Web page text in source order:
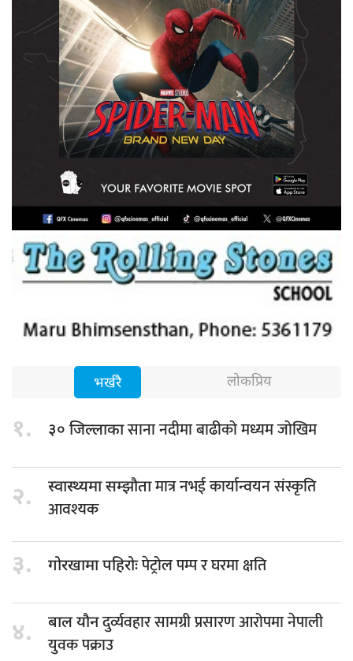
भर्खरै लोकप्रिय
१. ३० जिल्लाकासाना नदीमा बाढीको मध्यम जोखिम
२. स्वास्थ्यमा सम्झौतामात्र नभई कार्यान्वयन संस्कृति
आवश्यक
३. गोरखामा पहिरोःपेट्रोल पम्प र घरमा क्षति
४. बाल यौनदुर्व्यवहार सामग्री प्रसारण आरोपमा नेपाली
युवक पक्राउ